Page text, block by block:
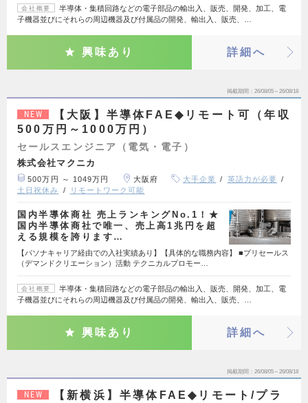
会社概要
半導体・集積回路などの電子部品の輸出入、販売、開発、加工、電
子機器並びにそれらの周辺機器及び付属品の開発、輸出入、販売、…
興味あり 詳細へ
掲載期間 26/08/05～26/08/18
NEW
【大阪】半導体FAE◆リモート可（年収
500万円～1000万円）
セールスエンジニア（電気・電子）
株式会社マクニカ
500万円 ～ 1049万円 大阪府 大手企業
英語力が必要
土日祝休み
リモートワーク可能
国内半導体商社 売上ランキングNo.1！★
国内半導体商社で唯一、売上高1兆円を超
える規模を誇ります…
【パソナキャリア経由での入社実績あり】【具体的な職務内容】 ■プリセールス
（デマンドクリエーション）活動 テクニカルプロモー…
会社概要
半導体・集積回路などの電子部品の輸出入、販売、開発、加工、電
子機器並びにそれらの周辺機器及び付属品の開発、輸出入、販売、…
興味あり 詳細へ
掲載期間 26/08/05～26/08/18
NEW
【新横浜】半導体FAE◆リモート/プラ